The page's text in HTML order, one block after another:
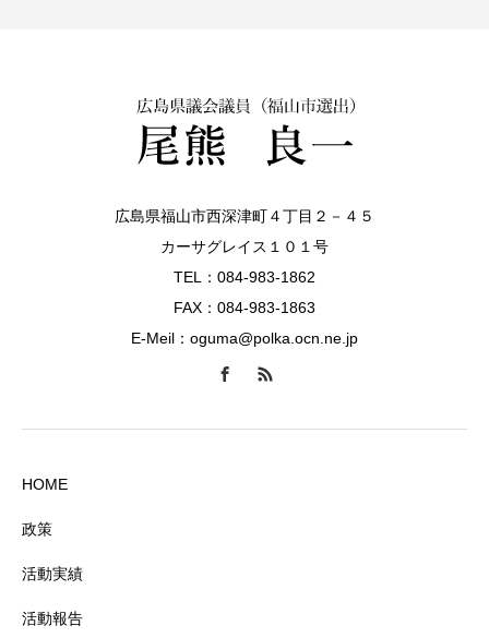
広島県福山市西深津町４丁目２－４５
カーサグレイス１０１号
TEL：084-983-1862
FAX：084-983-1863
E-Meil：oguma@polka.ocn.ne.jp
HOME
政策
活動実績
活動報告